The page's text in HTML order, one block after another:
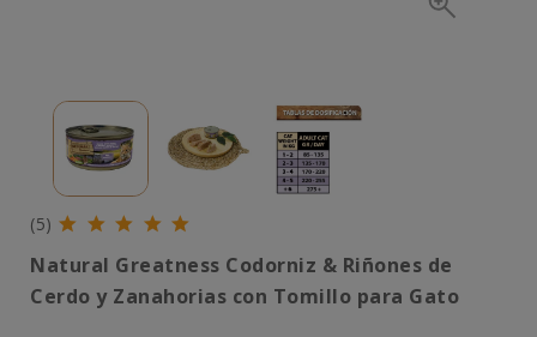
(5)
Natural Greatness Codorniz & Riñones de
Cerdo y Zanahorias con Tomillo para Gato